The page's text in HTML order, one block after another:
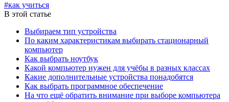
#как учиться
В этой статье
Выбираем тип устройства
По каким характеристикам выбирать стационарный
компьютер
Как выбрать ноутбук
Какой компьютер нужен для учёбы в разных классах
Какие дополнительные устройства понадобятся
Как выбрать программное обеспечение
На что ещё обратить внимание при выборе компьютера